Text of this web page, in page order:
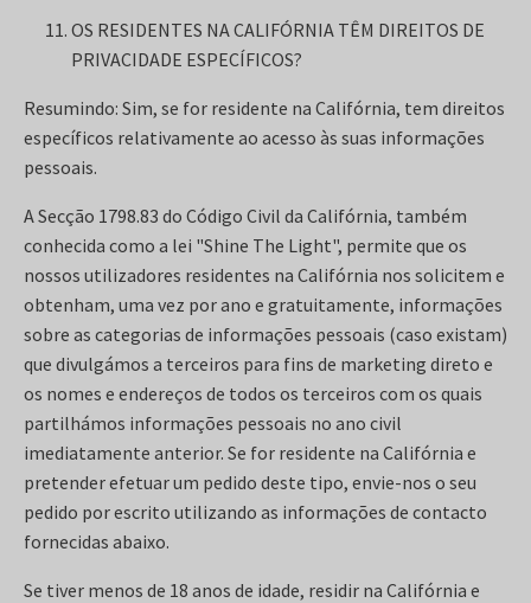
OS RESIDENTES NA CALIFÓRNIA TÊM DIREITOS DE
PRIVACIDADE ESPECÍFICOS?
Resumindo: Sim, se for residente na Califórnia, tem direitos
específicos relativamente ao acesso às suas informações
pessoais.
A Secção 1798.83 do Código Civil da Califórnia, também
conhecida como a lei "Shine The Light", permite que os
nossos utilizadores residentes na Califórnia nos solicitem e
obtenham, uma vez por ano e gratuitamente, informações
sobre as categorias de informações pessoais (caso existam)
que divulgámos a terceiros para fins de marketing direto e
os nomes e endereços de todos os terceiros com os quais
partilhámos informações pessoais no ano civil
imediatamente anterior. Se for residente na Califórnia e
pretender efetuar um pedido deste tipo, envie-nos o seu
pedido por escrito utilizando as informações de contacto
fornecidas abaixo.
Se tiver menos de 18 anos de idade, residir na Califórnia e